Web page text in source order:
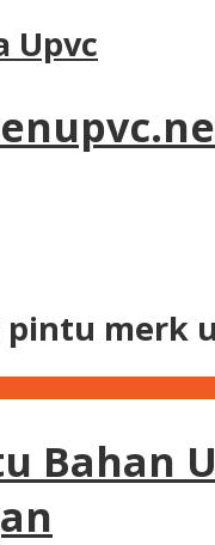
Upvc
pintu merk
Bahan